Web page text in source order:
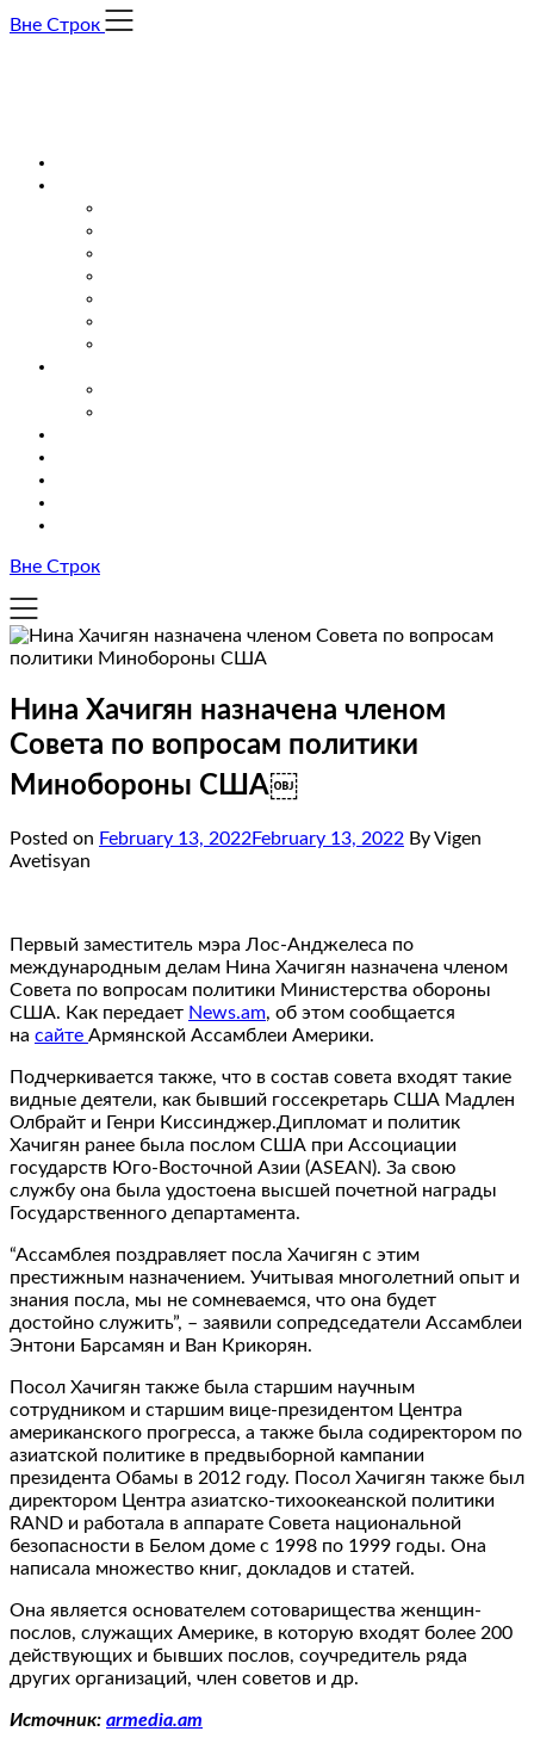
Skip
Вне Строк
Вне Строк
Нина Хачигян назначена членом
Совета по вопросам политики
Минобороны США￼
Posted on February 13, 2022February 13, 2022 By Vigen
Avetisyan
Первый заместитель мэра Лос-Анджелеса по
международным делам Нина Хачигян назначена членом
Совета по вопросам политики Министерства обороны
США. Как передает News.am, об этом сообщается
на сайте Армянской Ассамблеи Америки.
Подчеркивается также, что в состав совета входят такие
видные деятели, как бывший госсекретарь США Мадлен
Олбрайт и Генри Киссинджер.Дипломат и политик
Хачигян ранее была послом США при Ассоциации
государств Юго-Восточной Азии (ASEAN). За свою
службу она была удостоена высшей почетной награды
Государственного департамента.
“Ассамблея поздравляет посла Хачигян с этим
престижным назначением. Учитывая многолетний опыт и
знания посла, мы не сомневаемся, что она будет
достойно служить”, – заявили сопредседатели Ассамблеи
Энтони Барсамян и Ван Крикорян.
Посол Хачигян также была старшим научным
сотрудником и старшим вице-президентом Центра
американского прогресса, а также была содиректором по
азиатской политике в предвыборной кампании
президента Обамы в 2012 году. Посол Хачигян также был
директором Центра азиатско-тихоокеанской политики
RAND и работала в аппарате Совета национальной
безопасности в Белом доме с 1998 по 1999 годы. Она
написала множество книг, докладов и статей.
Она является основателем сотоварищества женщин-
послов, служащих Америке, в которую входят более 200
действующих и бывших послов, соучредитель ряда
других организаций, член советов и др.
Источник: armedia.am